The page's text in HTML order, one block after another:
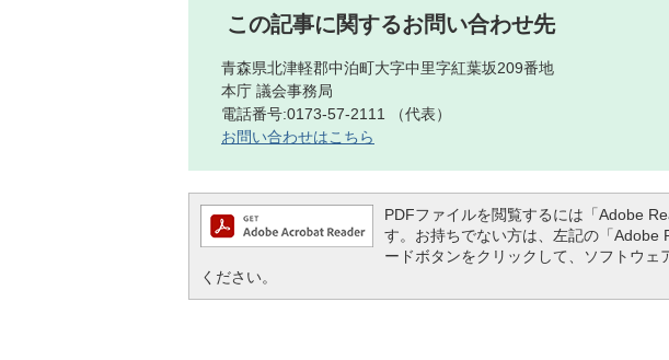
この記事に関するお問い合わせ先
青森県北津軽郡中泊町大字中里字紅葉坂209番地
本庁 議会事務局
電話番号:0173-57-2111 （代表）
お問い合わせはこちら
PDFファイルを閲覧するには「Adobe
す。お持ちでない方は、左記の「Adobe
ードボタンをクリックして、ソフトウェ
ください。